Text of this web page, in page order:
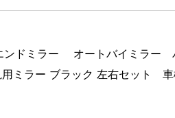
ドミラー　 オートバイミラー　
ミラー ブラック 左右セット　